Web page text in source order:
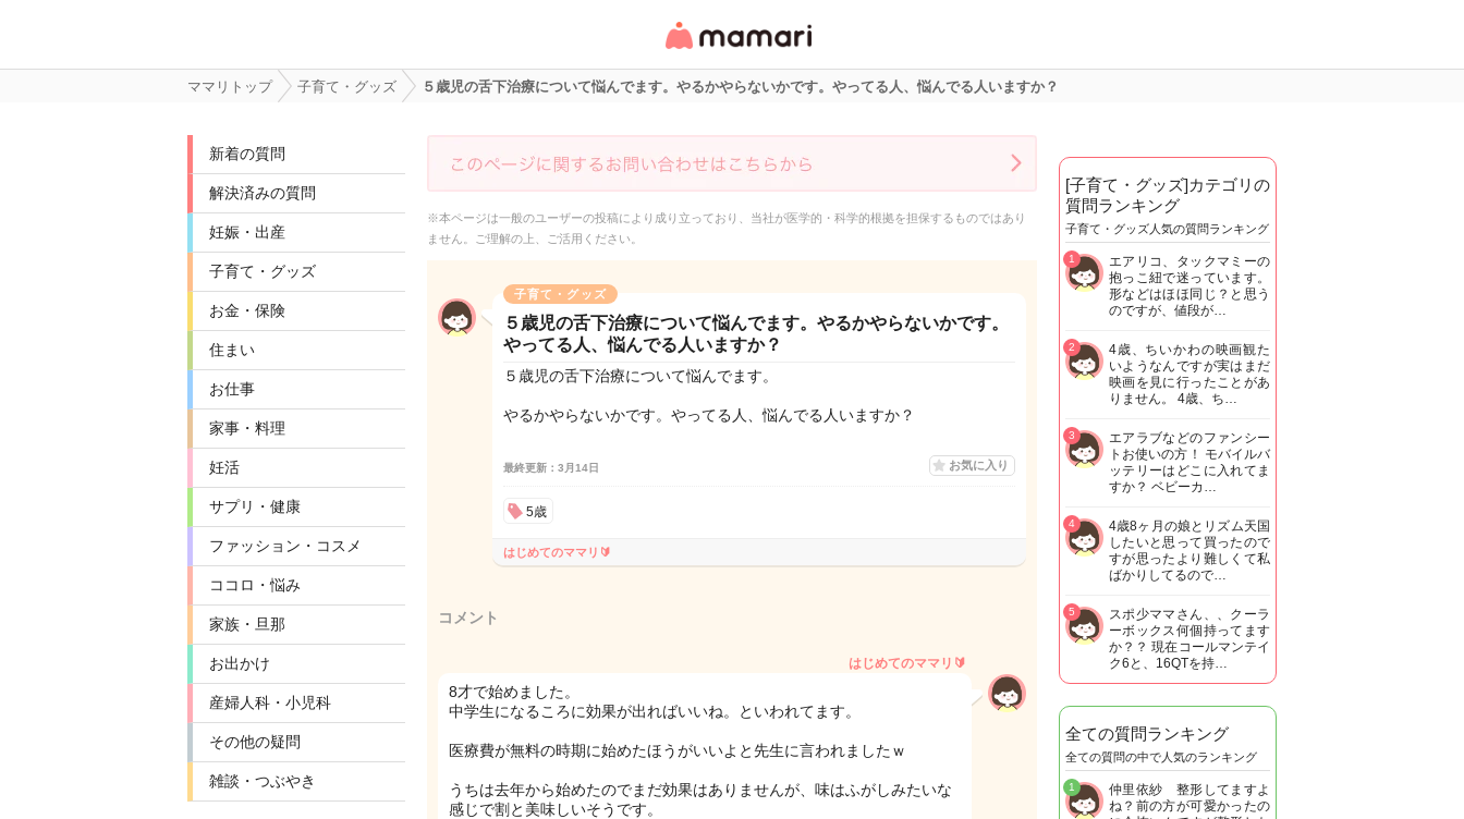
リ・情報サイト
ママリトップ 子育て・グッズ ５歳児の舌下治療について悩んでます。やるかやらないかです。やってる人、悩んでる人いますか？
新着の質問
解決済みの質問
妊娠・出産
子育て・グッズ
お金・保険
住まい
お仕事
家事・料理
妊活
サプリ・健康
ファッション・コスメ
ココロ・悩み
家族・旦那
お出かけ
産婦人科・小児科
その他の疑問
雑談・つぶやき
※本ページは一般のユーザーの投稿により成り立っており、当社が医学的・科学的根拠を担保するものではあり
ません。ご理解の上、ご活用ください。
子育て・グッズ
５歳児の舌下治療について悩んでます。やるかやらないかです。
やってる人、悩んでる人いますか？
５歳児の舌下治療について悩んでます。
やるかやらないかです。やってる人、悩んでる人いますか？
最終更新：3月14日 お気に入り
5歳
はじめてのママリ🔰
コメント
はじめてのママリ🔰
8才で始めました。
中学生になるころに効果が出ればいいね。といわれてます。
医療費が無料の時期に始めたほうがいいよと先生に言われましたｗ
うちは去年から始めたのでまだ効果はありませんが、味はふがしみたいな
感じで割と美味しいそうです。
[子育て・グッズ]カテゴリの
質問ランキング
子育て・グッズ人気の質問ランキング
エアリコ、タックマミーの
抱っこ紐で迷っています。
形などはほほ同じ？と思う
のですが、値段が…
1
4歳、ちいかわの映画観た
いようなんですが実はまだ
映画を見に行ったことがあ
りません。 4歳、ち…
2
エアラブなどのファンシー
トお使いの方！ モバイルバ
ッテリーはどこに入れてま
すか？ ベビーカ…
3
4歳8ヶ月の娘とリズム天国
したいと思って買ったので
すが思ったより難しくて私
ばかりしてるので…
4
スポ少ママさん、、クーラ
ーボックス何個持ってます
か？？ 現在コールマンテイ
ク6と、16QTを持…
5
全ての質問ランキング
全ての質問の中で人気のランキング
仲里依紗 整形してますよ
ね？前の方が可愛かったの
1